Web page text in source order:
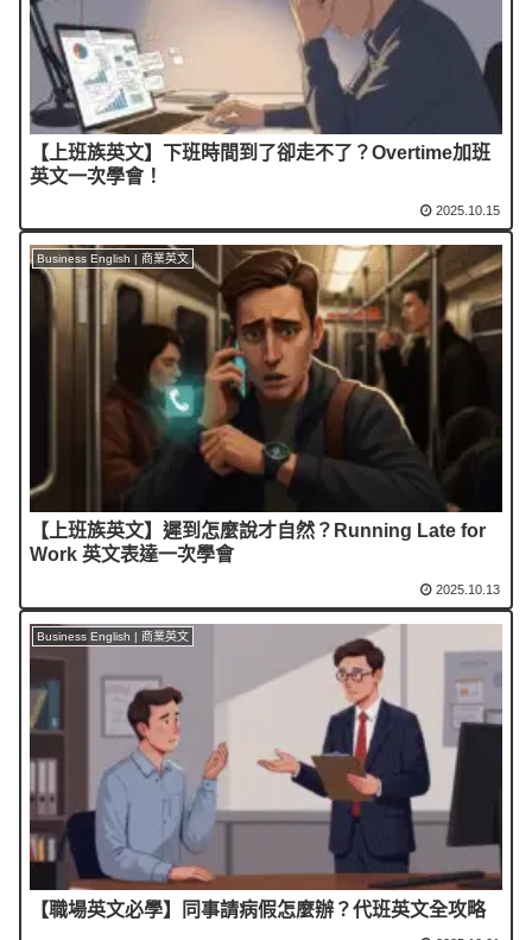
【上班族英文】下班時間到了卻走不了？Overtime加班
英文一次學會！
2025.10.15
Business English | 商業英文
【上班族英文】遲到怎麼說才自然？Running Late for
Work 英文表達一次學會
2025.10.13
Business English | 商業英文
【職場英文必學】同事請病假怎麼辦？代班英文全攻略